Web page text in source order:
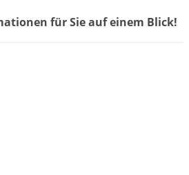
für Sie auf einem Blick!